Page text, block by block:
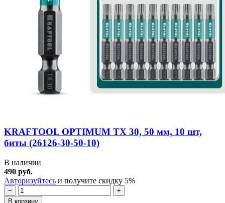
KRAFTOOL OPTIMUM TX 30, 50 мм, 10 шт,
биты (26126-30-50-10)
В наличии
490 руб.
Авторизуйтесь и получите скидку 5%
−
+
В корзину